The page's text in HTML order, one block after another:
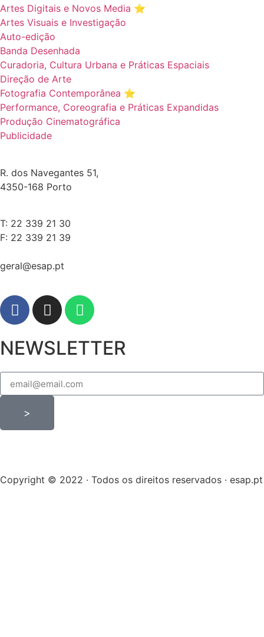
Artes Digitais e Novos Media ⭐️
Artes Visuais e Investigação
Auto-edição
Banda Desenhada
Curadoria, Cultura Urbana e Práticas Espaciais
Direção de Arte
Fotografia Contemporânea ⭐️
Performance, Coreografia e Práticas Expandidas
Produção Cinematográfica
Publicidade
R. dos Navegantes 51,
4350-168 Porto
T: 22 339 21 30
F: 22 339 21 39
geral@esap.pt
NEWSLETTER
>
Copyright © 2022 · Todos os direitos reservados · esap.pt